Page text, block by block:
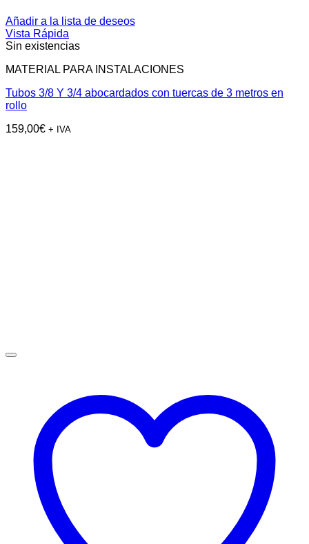
Añadir a la lista de deseos
Vista Rápida
Sin existencias
MATERIAL PARA INSTALACIONES
Tubos 3/8 Y 3/4 abocardados con tuercas de 3 metros en
rollo
159,00€ + IVA